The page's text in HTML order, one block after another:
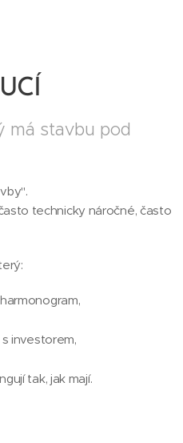
má stavbu pod
technicky náročné, často
investorem,
tak, jak mají.